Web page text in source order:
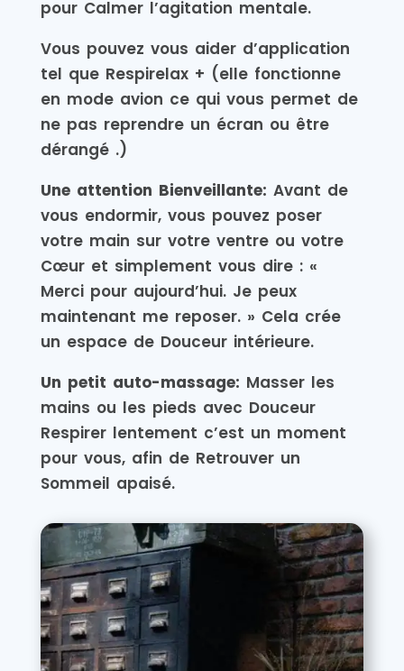
pour Calmer l’agitation mentale.
Vous pouvez vous aider d’application
tel que Respirelax + (elle fonctionne
en mode avion ce qui vous permet de
ne pas reprendre un écran ou être
dérangé .)
Une attention Bienveillante: Avant de
vous endormir, vous pouvez poser
votre main sur votre ventre ou votre
Cœur et simplement vous dire : «
Merci pour aujourd’hui. Je peux
maintenant me reposer. » Cela crée
un espace de Douceur intérieure.
Un petit auto-massage: Masser les
mains ou les pieds avec Douceur
Respirer lentement c’est un moment
pour vous, afin de Retrouver un
Sommeil apaisé.